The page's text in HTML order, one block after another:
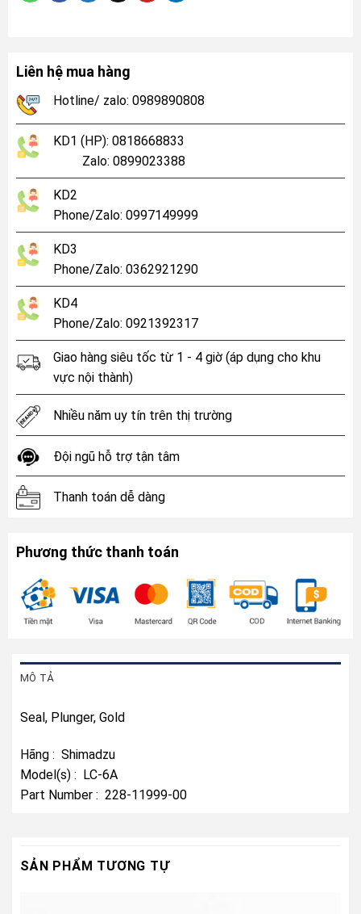
Liên hệ mua hàng
Hotline/ zalo: 0989890808
KD1 (HP): 0818668833
Zalo: 0899023388
KD2
Phone/Zalo: 0997149999
KD3
Phone/Zalo: 0362921290
KD4
Phone/Zalo: 0921392317
Giao hàng siêu tốc từ 1 - 4 giờ (áp dụng cho khu
vực nội thành)
Nhiều năm uy tín trên thị trường
Đội ngũ hỗ trợ tận tâm
Thanh toán dễ dàng
Phương thức thanh toán
MÔ TẢ
Seal, Plunger, Gold
Hãng : Shimadzu
Model(s) : LC-6A
Part Number : 228-11999-00
SẢN PHẨM TƯƠNG TỰ